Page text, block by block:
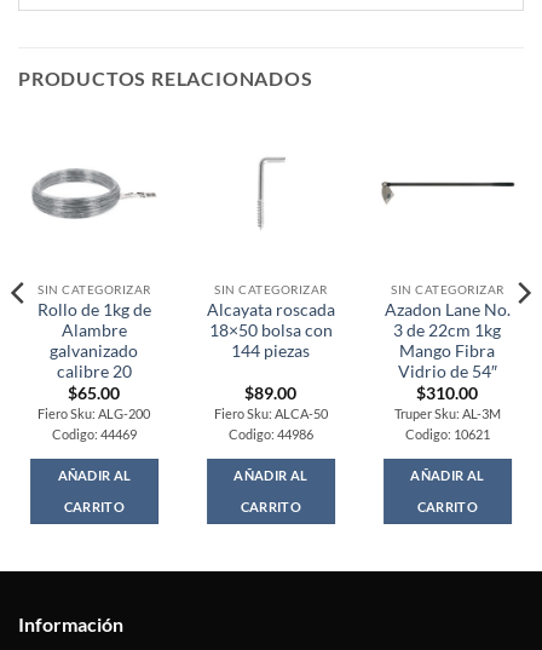
PRODUCTOS RELACIONADOS
SIN CATEGORIZAR
Rollo de 1kg de
Alambre
galvanizado
calibre 20
$65.00
Fiero Sku: ALG-200
Codigo: 44469
AÑADIR AL
CARRITO
SIN CATEGORIZAR
Alcayata roscada
18×50 bolsa con
144 piezas
$89.00
Fiero Sku: ALCA-50
Codigo: 44986
AÑADIR AL
CARRITO
SIN CATEGORIZAR
Azadon Lane No.
3 de 22cm 1kg
Mango Fibra
Vidrio de 54″
$310.00
Truper Sku: AL-3M
Codigo: 10621
AÑADIR AL
CARRITO
Información